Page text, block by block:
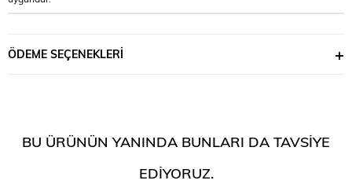
ÖDEME SEÇENEKLERI
BU ÜRÜNÜN YANINDA BUNLARI DA TAVSIYE
EDIYORUZ.